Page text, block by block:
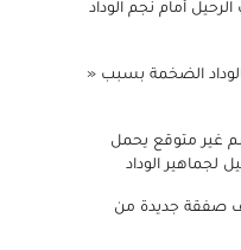
أمام نجم الوداد
الضخمة بسبب «
غير متوقع يحمل
لجماهير الوداد
صفقة جديدة من